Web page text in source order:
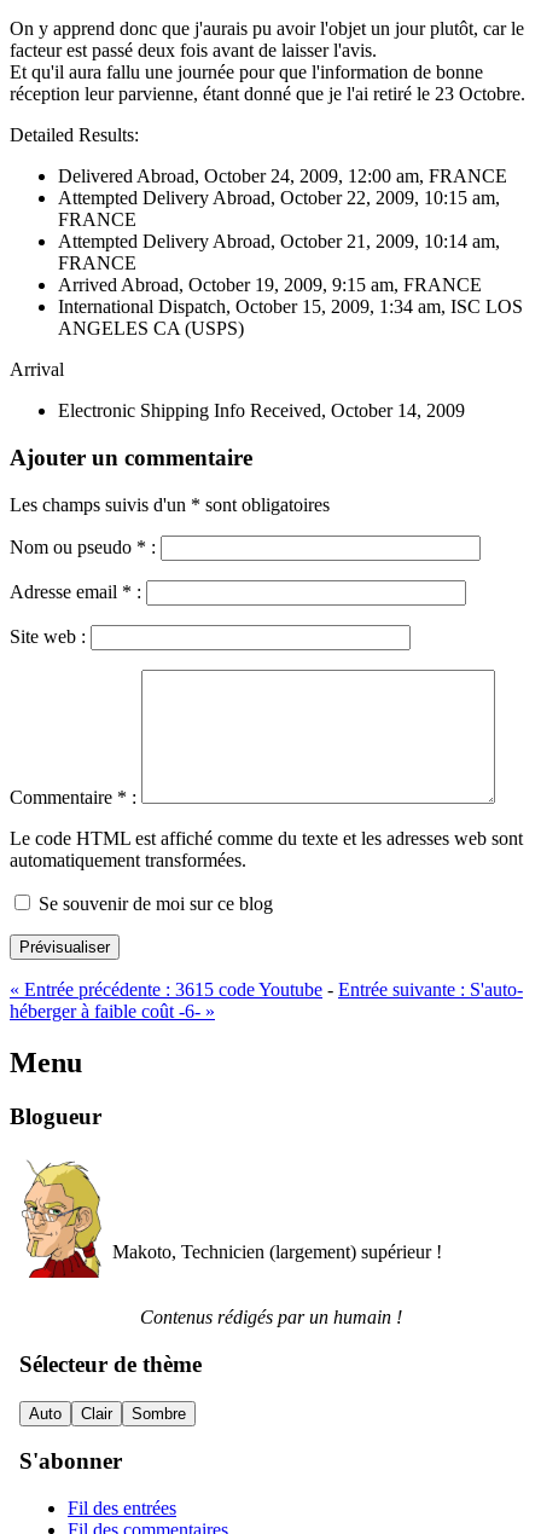
On y apprend donc que j'aurais pu avoir l'objet un jour plutôt, car le
facteur est passé deux fois avant de laisser l'avis.
Et qu'il aura fallu une journée pour que l'information de bonne
réception leur parvienne, étant donné que je l'ai retiré le 23 Octobre.
Detailed Results:
Delivered Abroad, October 24, 2009, 12:00 am, FRANCE
Attempted Delivery Abroad, October 22, 2009, 10:15 am,
FRANCE
Attempted Delivery Abroad, October 21, 2009, 10:14 am,
FRANCE
Arrived Abroad, October 19, 2009, 9:15 am, FRANCE
International Dispatch, October 15, 2009, 1:34 am, ISC LOS
ANGELES CA (USPS)
Arrival
Electronic Shipping Info Received, October 14, 2009
Ajouter un commentaire
Les champs suivis d'un * sont obligatoires
Nom ou pseudo * :
Adresse email * :
Site web :
Commentaire * :
Le code HTML est affiché comme du texte et les adresses web sont
automatiquement transformées.
Se souvenir de moi sur ce blog
Prévisualiser
« Entrée précédente : 3615 code Youtube - Entrée suivante : S'auto-
héberger à faible coût -6- »
Menu
Blogueur
Makoto, Technicien (largement) supérieur !
Contenus rédigés par un humain !
Sélecteur de thème
Auto Clair Sombre
S'abonner
Fil des entrées
Fil des commentaires